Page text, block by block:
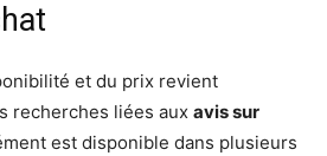
et du prix revient
recherches liées aux avis sur
est disponible dans plusieurs